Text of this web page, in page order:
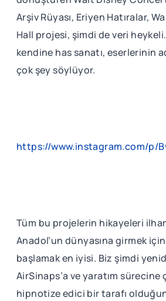
Arşiv Rüyası, Eriyen Hatıralar,
Hall projesi, şimdi de veri
kendine has sanatı, eserlerinin
çok şey söylüyor.
https://www.instagram.com/p/
Tüm bu projelerin hikayeleri
Anadol’un dünyasına girmek
başlamak en iyisi. Biz şimdi
AirSinaps’a ve yaratım sürecine
hipnotize edici bir tarafı